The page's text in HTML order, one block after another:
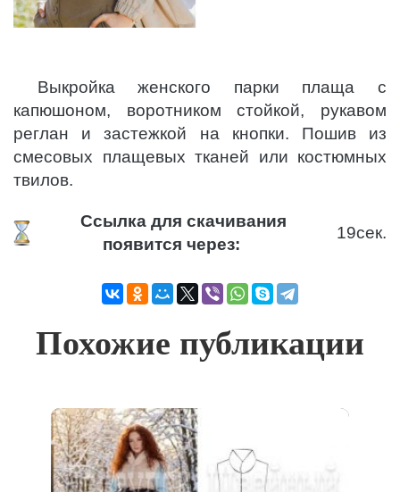
Выкройка женского парки плаща с
капюшоном, воротником стойкой, рукавом
реглан и застежкой на кнопки. Пошив из
смесовых плащевых тканей или костюмных
твилов.
Ссылка для скачивания
появится через:
19сек.
Похожие публикации